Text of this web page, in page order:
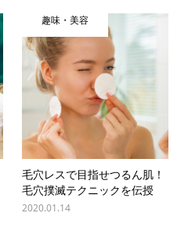
趣味・美容
毛穴レスで目指せつるん肌！
毛穴撲滅テクニックを伝授
2020.01.14